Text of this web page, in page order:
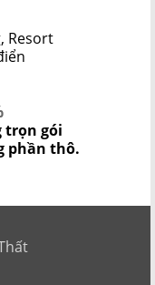
Resort
trọn gói
phần thô.